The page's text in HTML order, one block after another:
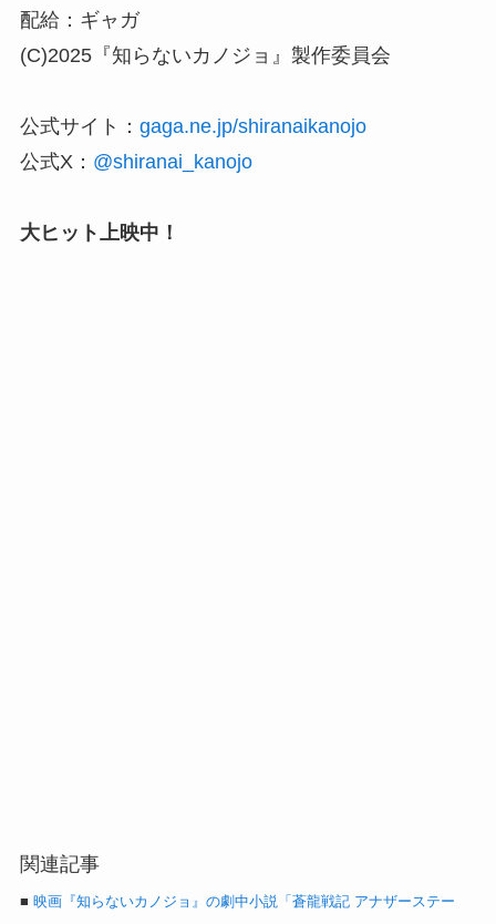
配給：ギャガ
(C)2025『知らないカノジョ』製作委員会
公式サイト： gaga.ne.jp/shiranaikanojo
公式X： @shiranai_kanojo
大ヒット上映中！
関連記事
■ 映画『知らないカノジョ』の劇中小説「蒼龍戦記 アナザーステー